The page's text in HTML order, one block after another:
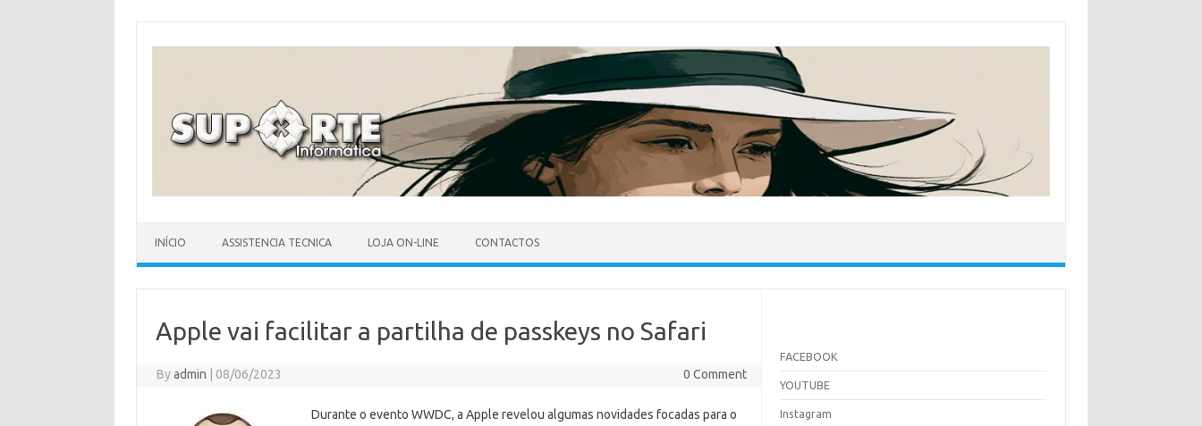
INÍCIO ASSISTENCIA TECNICA LOJA ON-LINE CONTACTOS
Apple vai facilitar a partilha de passkeys no Safari
Byadmin 08/06/2023 0 Comment
Durante o evento WWDC, a Apple revelou algumas novidades focadas para o
FACEBOOK
YOUTUBE
Instagram